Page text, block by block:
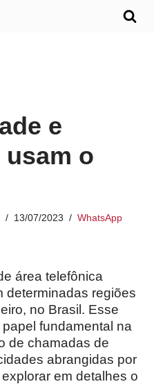
e
o
13/07/2023 WhatsApp
área telefônica
determinadas regiões
no Brasil. Esse
fundamental na
de chamadas de
abrangidas por
em detalhes o